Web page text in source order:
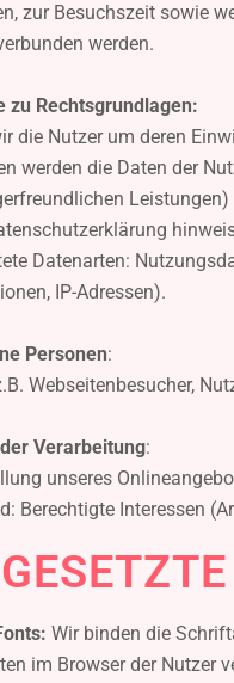
zur Besuchszeit sowie
werden.
zu Rechtsgrundlagen:
die Nutzer um deren
werden die Daten der
Datenarten:
IP-Adressen).
Personen:
Webseitenbesucher,
Verarbeitung:
unseres
Berechtigte Interessen
Wir binden die
im Browser der Nutzer